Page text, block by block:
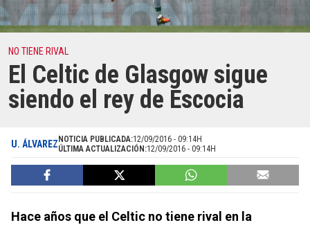
NO TIENE RIVAL
El Celtic de Glasgow sigue
siendo el rey de Escocia
U. ÁLVAREZ NOTICIA PUBLICADA:12/09/2016 - 09:14H
ÚLTIMA ACTUALIZACIÓN:12/09/2016 - 09:14H
Hace años que el Celtic no tiene rival en la